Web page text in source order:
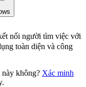
nối người tìm việc với
toàn diện và công
không? Xác minh